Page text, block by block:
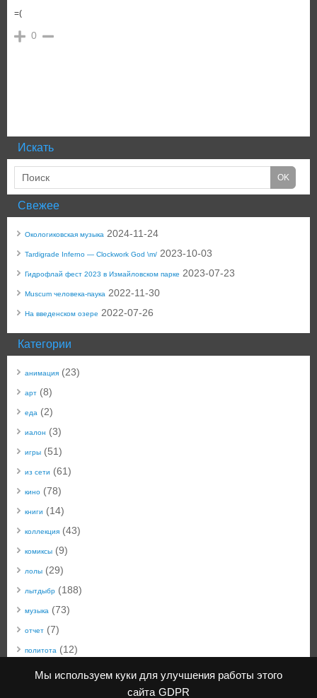
Мы используем куки для улучшения работы этого
сайта GDPR
=(
0
Искать
Свежее
Окологиковская музыка 2024-11-24
Tardigrade Inferno — Clockwork God \m/ 2023-10-03
Гидрофлай фест 2023 в Измайловском парке 2023-07-23
Muscum человека-паука 2022-11-30
На введенском озере 2022-07-26
Категории
анимация (23)
арт (8)
еда (2)
иалон (3)
игры (51)
из сети (61)
кино (78)
книги (14)
коллекция (43)
комиксы (9)
лолы (29)
лытдыбр (188)
музыка (73)
отчет (7)
политота (12)
техноблог